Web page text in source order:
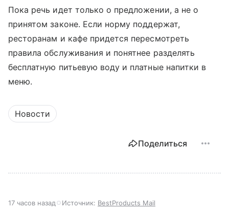
Пока речь идет только о предложении, а не о
принятом законе. Если норму поддержат,
ресторанам и кафе придется пересмотреть
правила обслуживания и понятнее разделять
бесплатную питьевую воду и платные напитки в
меню.
Новости
Поделиться
17 часов назад Источник: BestProducts Mail